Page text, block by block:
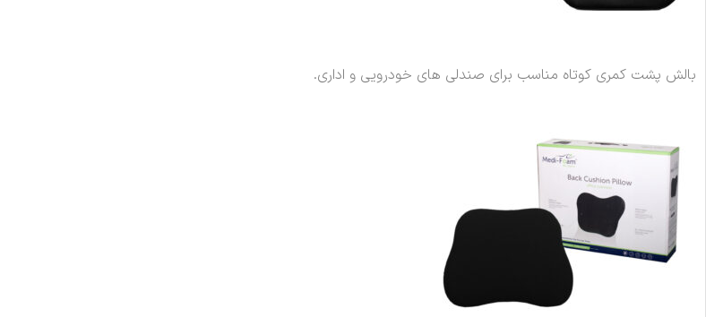
بالش پشت کمری کوتاه مناسب برای صندلی های خودرویی و اداری.